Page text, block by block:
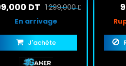
1 299,000 DT
DT
En arrivage
J'achète